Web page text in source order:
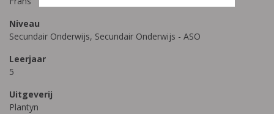
Niveau
Secundair Onderwijs, Secundair Onderwijs - ASO
Leerjaar
5
Uitgeverij
Plantyn